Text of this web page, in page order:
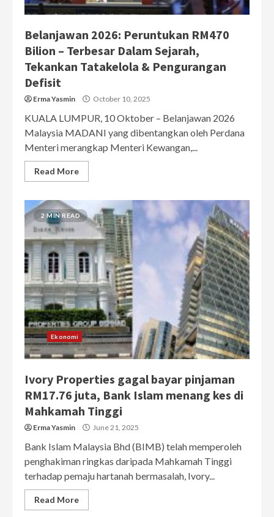
Belanjawan 2026: Peruntukan RM470
Bilion – Terbesar Dalam Sejarah,
Tekankan Tatakelola & Pengurangan
Defisit
Erma Yasmin October 10, 2025
KUALA LUMPUR, 10 Oktober – Belanjawan 2026
Malaysia MADANI yang dibentangkan oleh Perdana
Menteri merangkap Menteri Kewangan,...
Read More
2 MIN READ
Ekonomi
Ivory Properties gagal bayar pinjaman
RM17.76 juta, Bank Islam menang kes di
Mahkamah Tinggi
Erma Yasmin June 21, 2025
Bank Islam Malaysia Bhd (BIMB) telah memperoleh
penghakiman ringkas daripada Mahkamah Tinggi
terhadap pemaju hartanah bermasalah, Ivory...
Read More